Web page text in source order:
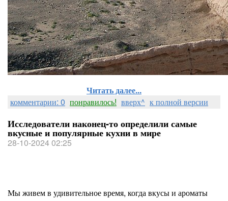
Читать далее...
комментарии: 0 понравилось! вверх^ к полной версии
Исследователи наконец-то определили самые
вкусные и популярные кухни в мире
28-10-2024 02:25
Мы живем в удивительное время, когда вкусы и ароматы